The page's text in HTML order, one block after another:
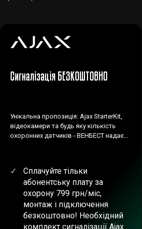
Сигналізація БЕЗКОШТОВНО
Унікальна пропозиція: Ajax StarterKit,
відеокамери та будь яку кількість
охоронних датчиків - ВЕНБЕСТ надає
Сплачуйте тільки
абонентську плату за
охорону 799 грн/міс,
монтаж і підключення
безкоштовно! Необхідний
комплект сигналізації Ajax